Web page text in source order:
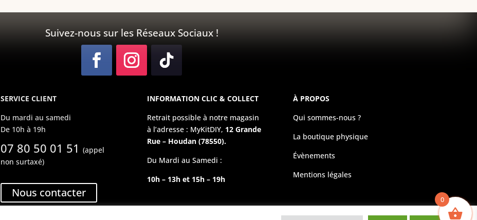
Suivez-nous sur les Réseaux Sociaux !
SERVICE CLIENT
Du mardi au samedi
De 10h à 19h
07 80 50 01 51 (appel
non surtaxé)
Nous contacter
INFORMATION CLIC & COLLECT
Retrait possible à notre magasin
à l’adresse : MyKitDIY, 12 Grande
Rue – Houdan (78550).
Du Mardi au Samedi :
10h – 13h et 15h – 19h
À PROPOS
Qui sommes-nous ?
La boutique physique
Évènements
Mentions légales
0